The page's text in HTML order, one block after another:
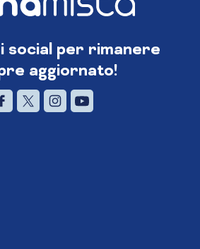
social per rimanere
aggiornato!